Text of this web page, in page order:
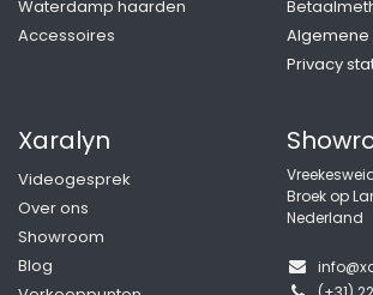
Waterdamp haarden
Accessoires
Privacy
Xaralyn
Videogesprek
Over ons
Showroom
Blog
Broek op
Nederland